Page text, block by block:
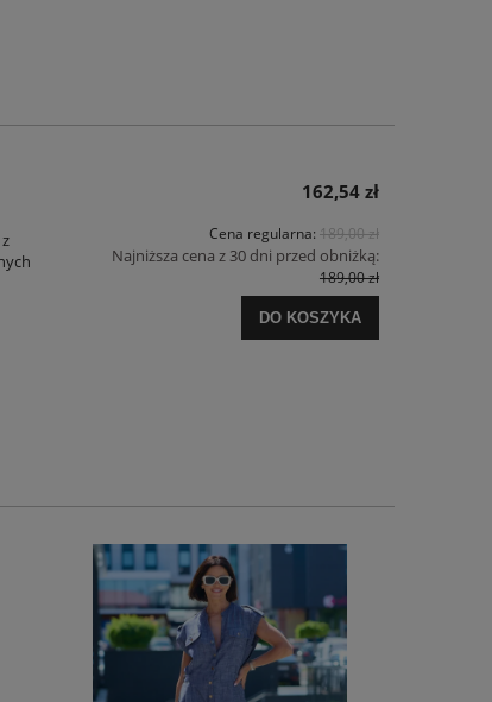
162,54 zł
Cena regularna: 189,00 zł
Najniższa cena z 30 dni przed obniżką:
189,00 zł
DO KOSZYKA